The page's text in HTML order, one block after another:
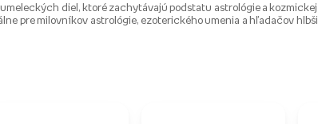
diel, ktoré zachytávajú podstatu astrológie a
pre milovníkov astrológie, ezoterického umenia a hľadačov